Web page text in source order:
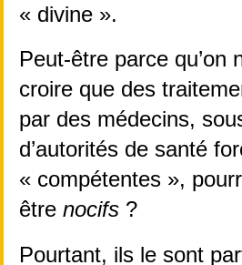
« divine ».
Peut-être parce qu’on
croire que des
par des médecins,
d’autorités de santé
« compétentes »,
être nocifs ?
Pourtant, ils le sont